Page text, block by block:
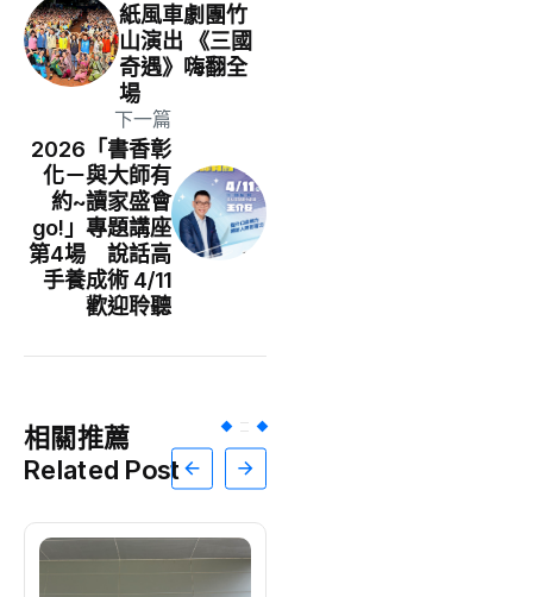
紙風車劇團竹
山演出 《三國
奇遇》嗨翻全
場
下一篇
2026「書香彰
化－與大師有
約~讀家盛會
go!」專題講座
第4場 說話高
手養成術 4/11
歡迎聆聽
相關推薦
Related Post